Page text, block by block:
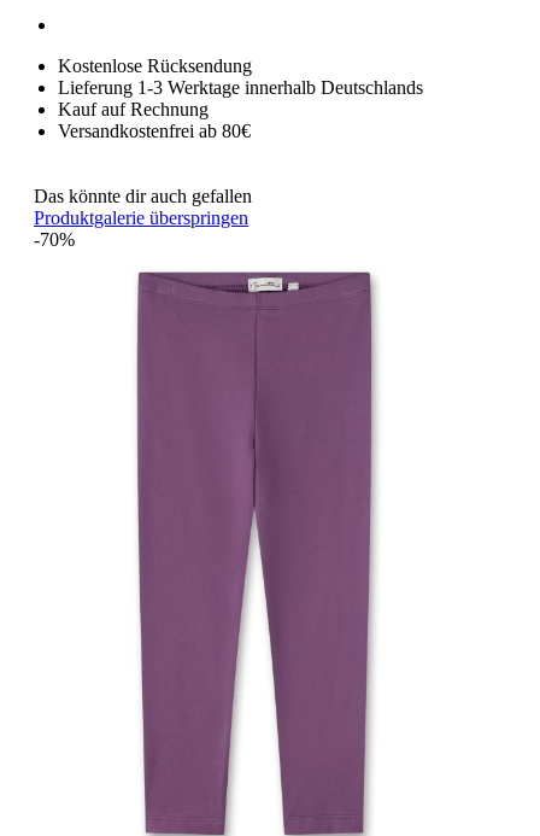
Kostenlose Rücksendung
Lieferung 1-3 Werktage innerhalb Deutschlands
Kauf auf Rechnung
Versandkostenfrei ab 80€
Das könnte dir auch gefallen
Produktgalerie überspringen
-70%